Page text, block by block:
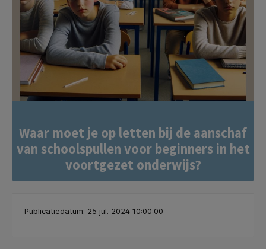
Waar moet je op letten bij de aanschaf
van schoolspullen voor beginners in het
voortgezet onderwijs?
Publicatiedatum: 25 jul. 2024 10:00:00